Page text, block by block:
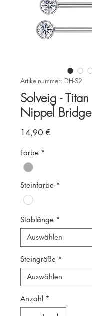
Artikelnummer: DH-S2
Solveig -
Nippel
14,90 €
Farbe *
Steinfarbe *
Stablänge *
Steingröße *
Anzahl *